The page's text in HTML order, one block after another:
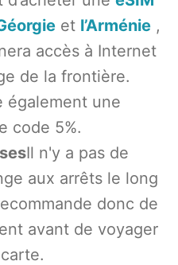
et l’Arménie ,
accès à Internet
de la frontière.
également une
code 5%.
Il n'y a pas de
aux arrêts le long
donc de
avant de voyager